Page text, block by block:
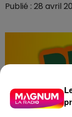
Publié : 28 avril